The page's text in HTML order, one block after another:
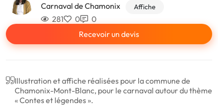
Carnaval de Chamonix
Affiche
281 0
0
Recevoir un devis
Illustration et affiche réalisées pour la commune de
Chamonix-Mont-Blanc, pour le carnaval autour du thème
« Contes et légendes ».